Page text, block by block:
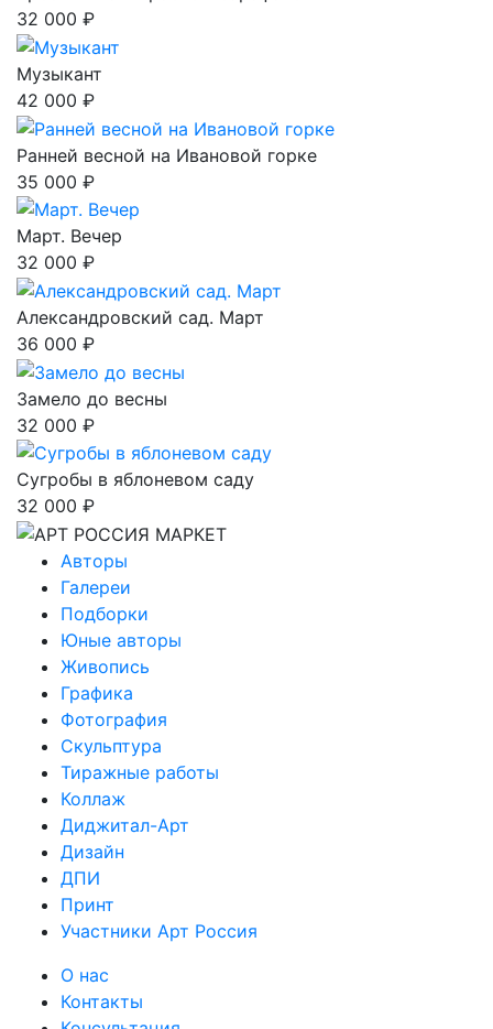
32 000 ₽
Музыкант
42 000 ₽
Ранней весной на Ивановой горке
35 000 ₽
Март. Вечер
32 000 ₽
Александровский сад. Март
36 000 ₽
Замело до весны
32 000 ₽
Сугробы в яблоневом саду
32 000 ₽
Авторы
Галереи
Подборки
Юные авторы
Живопись
Графика
Фотография
Скульптура
Тиражные работы
Коллаж
Диджитал-Арт
Дизайн
ДПИ
Принт
Участники Арт Россия
О нас
Контакты